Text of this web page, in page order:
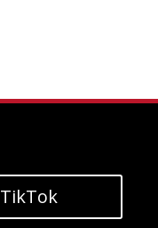
TikTok